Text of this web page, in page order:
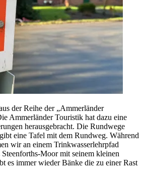
der Reihe der „Ammerländer
Ammerländer Touristik hat dazu eine
herausgebracht. Die Rundwege
eine Tafel mit dem Rundweg. Während
wir an einem Trinkwasserlehrpfad
Moor mit seinem kleinen
es immer wieder Bänke die zu einer Rast